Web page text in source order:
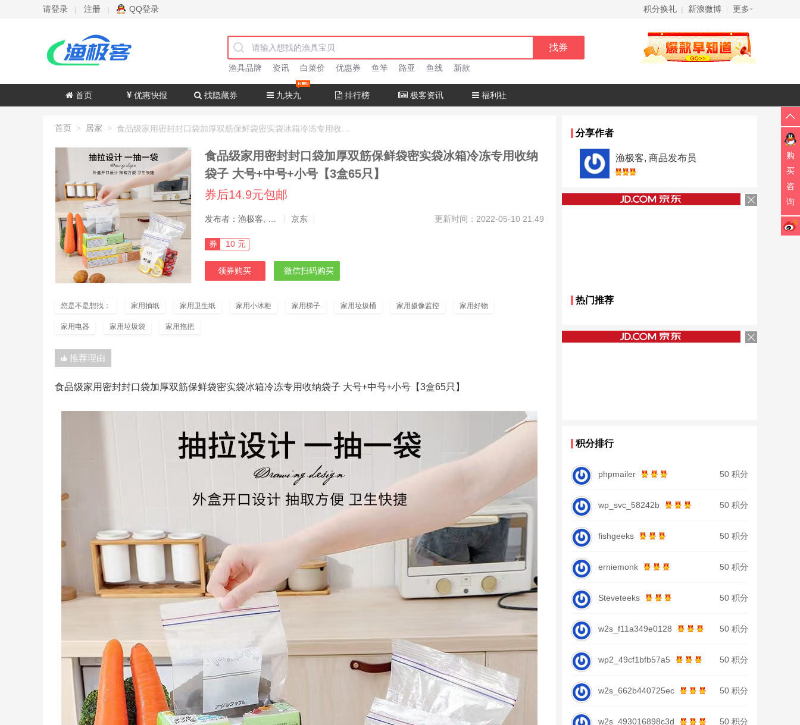
请登录 | 注册 | QQ登录 积分换礼 | 新浪微博 更多
渔具品牌 资讯 白菜价 优惠券 鱼竿 路亚 鱼线 新款
首页 优惠快报 找隐藏券 九块九 排行榜 极客资讯 福利社
首页 > 居家 >
食品级家用密封封口袋加厚双筋保鲜袋密实袋冰箱冷冻专用收纳
袋子 大号+中号+小号【3盒65只】
券后14.9元包邮
京东 更新时间：2022-05-10 21:49
券 10 元
领券购买 微信扫码购买
您是不是想找： 家用抽纸 家用卫生纸 家用小冰柜 家用梯子 家用垃圾桶 家用摄像监控 家用好物
家用电器 家用垃圾袋 家用拖把
推荐理由
食品级家用密封封口袋加厚双筋保鲜袋密实袋冰箱冷冻专用收纳袋子 大号+中号+小号【3盒65只】
分享作者
渔极客, 商品发布员
热门推荐
积分排行
phpmailer 50 积分
wp_svc_58242b 50 积分
fishgeeks 50 积分
erniemonk 50 积分
Steveteeks 50 积分
w2s_f11a349e0128 50 积分
wp2_49cf1bfb57a5 50 积分
w2s_662b440725ec 50 积分
w2s_493016898c3d 50 积分
购
买
咨
询